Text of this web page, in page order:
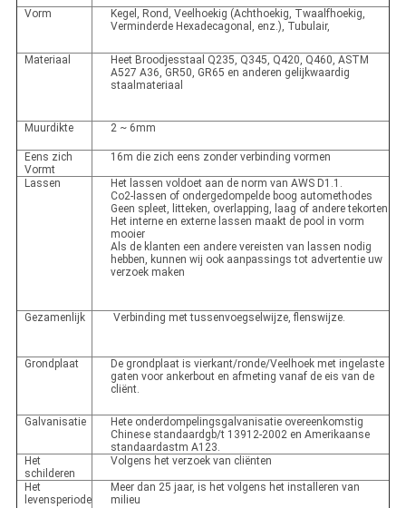
Vorm
Kegel, Rond, Veelhoekig (Achthoekig, Twaalfhoekig,
Verminderde Hexadecagonal, enz.), Tubulair,
Materiaal
Heet Broodjesstaal Q235, Q345, Q420, Q460, ASTM
A527 A36, GR50, GR65 en anderen gelijkwaardig
staalmateriaal
Muurdikte 2 ~ 6mm
Eens zich
Vormt
16m die zich eens zonder verbinding vormen
Lassen
Het lassen voldoet aan de norm van AWS D1.1.
Co2-lassen of ondergedompelde boog automethodes
Geen spleet, litteken, overlapping, laag of andere tekorten
Het interne en externe lassen maakt de pool in vorm
mooier
Als de klanten een andere vereisten van lassen nodig
hebben, kunnen wij ook aanpassings tot advertentie uw
verzoek maken
Gezamenlijk Verbinding met tussenvoegselwijze, flenswijze.
Grondplaat
De grondplaat is vierkant/ronde/Veelhoek met ingelaste
gaten voor ankerbout en afmeting vanaf de eis van de
cliënt.
Galvanisatie
Hete onderdompelingsgalvanisatie overeenkomstig
Chinese standaardgb/t 13912-2002 en Amerikaanse
standaardastm A123.
Het
schilderen
Volgens het verzoek van cliënten
Het
levensperiode
Meer dan 25 jaar, is het volgens het installeren van
milieu